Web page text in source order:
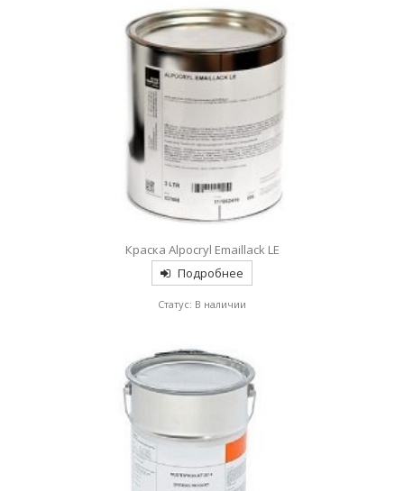
Краска Alpocryl Emaillack LE
Подробнее
Статус: В наличии